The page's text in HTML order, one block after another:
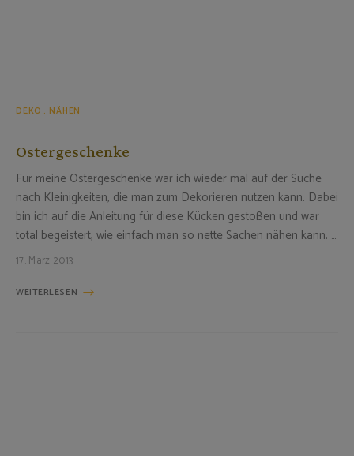
DEKO NÄHEN
Ostergeschenke
Für meine Ostergeschenke war ich wieder mal auf der Suche
nach Kleinigkeiten, die man zum Dekorieren nutzen kann. Dabei
bin ich auf die Anleitung für diese Kücken gestoßen und war
total begeistert, wie einfach man so nette Sachen nähen kann. …
17. März 2013
WEITERLESEN